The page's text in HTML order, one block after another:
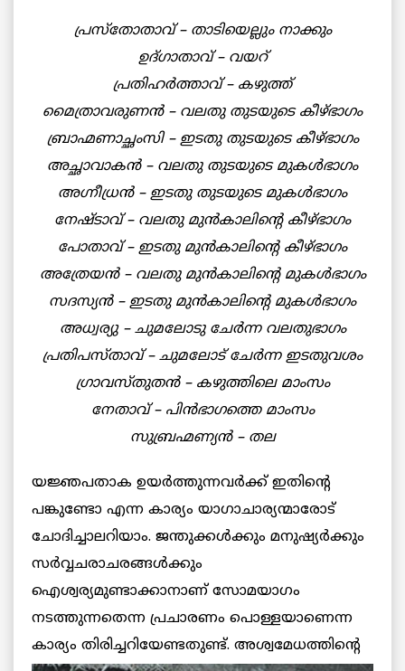
പ്രസ്‌തോതാവ് – താടിയെല്ലും നാക്കും
ഉദ്ഗാതാവ് – വയറ്
പ്രതിഹര്‍ത്താവ് – കഴുത്ത്
മൈത്രാവരുണന്‍ – വലതു തുടയുടെ കീഴ്ഭാഗം
ബ്രാഹ്മണാച്ഛംസി – ഇടതു തുടയുടെ കീഴ്ഭാഗം
അച്ഛാവാകന്‍ – വലതു തുടയുടെ മുകള്‍ഭാഗം
അഗ്നീധ്രന്‍ – ഇടതു തുടയുടെ മുകള്‍ഭാഗം
നേഷ്ടാവ് – വലതു മുന്‍കാലിന്റെ കീഴ്ഭാഗം
പോതാവ് – ഇടതു മുന്‍കാലിന്റെ കീഴ്ഭാഗം
അത്രേയന്‍ – വലതു മുന്‍കാലിന്റെ മുകള്‍ഭാഗം
സദസ്യന്‍ – ഇടതു മുന്‍കാലിന്റെ മുകള്‍ഭാഗം
അധ്വര്യു – ചുമലോടു ചേര്‍ന്ന വലതുഭാഗം
പ്രതിപസ്താവ് – ചുമലോട് ചേര്‍ന്ന ഇടതുവശം
ഗ്രാവസ്തുതന്‍ – കഴുത്തിലെ മാംസം
നേതാവ് – പിന്‍ഭാഗത്തെ മാംസം
സുബ്രഹ്മണ്യന്‍ – തല
യജ്ഞപതാക ഉയര്‍ത്തുന്നവര്‍ക്ക് ഇതിന്റെ
പങ്കുണ്ടോ എന്ന കാര്യം യാഗാചാര്യന്മാരോട്
ചോദിച്ചാലറിയാം. ജന്തുക്കള്‍ക്കും മനുഷ്യര്‍ക്കും
സര്‍വ്വചരാചരങ്ങള്‍ക്കും
ഐശ്വര്യമുണ്ടാക്കാനാണ് സോമയാഗം
നടത്തുന്നതെന്ന പ്രചാരണം പൊള്ളയാണെന്ന
കാര്യം തിരിച്ചറിയേണ്ടതുണ്ട്. അശ്വമേധത്തിന്റെ